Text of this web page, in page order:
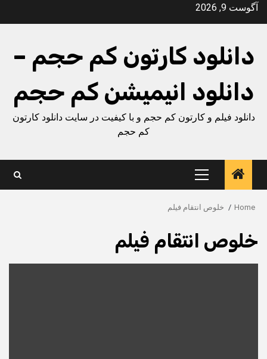
Skipآگوست 9, 2026
دانلود کارتون کم حجم –
دانلود انیمیشن کم حجم
دانلود فیلم و کارتون کم حجم و با کیفیت در سایت دانلود کارتون
کم حجم
Primary
Menu
Home خلوص انتقام فیلم
خلوص انتقام فیلم